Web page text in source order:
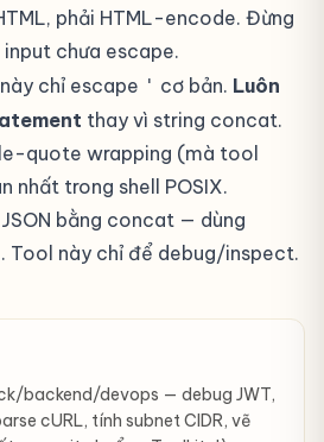
phải HTML-encode. Đừng
input chưa escape.
chỉ escape ' cơ bản. Luôn
thay vì string concat.
quote wrapping (mà tool
nhất trong shell POSIX.
bằng concat — dùng
. Tool này chỉ để debug/inspect.
backend/devops — debug JWT,
cURL, tính subnet CIDR, vẽ